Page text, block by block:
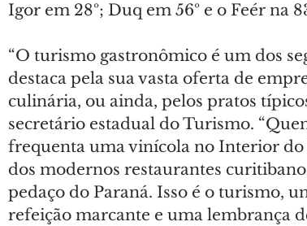
Igor em 28º; Duq em 56º e o Feér na
“O turismo gastronômico é um dos
destaca pela sua vasta oferta de
culinária, ou ainda, pelos pratos
secretário estadual do Turismo.
frequenta uma vinícola no Interior
dos modernos restaurantes
pedaço do Paraná. Isso é o turismo,
refeição marcante e uma lembrança